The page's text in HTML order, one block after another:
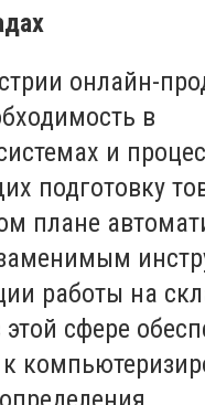
онлайн-
в
и
подготовку
плане
работы на
сфере
к